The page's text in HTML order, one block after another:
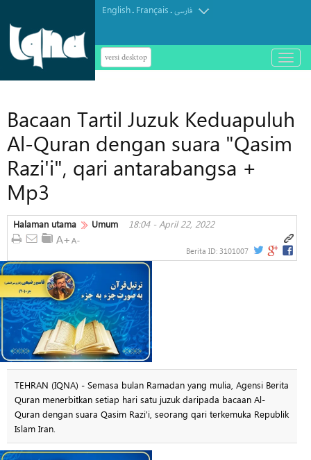
English. Français.فارسی
versi desktop
باز
و
منو
Bacaan Tartil Juzuk Keduapuluh
Al-Quran dengan suara "Qasim
Razi'i", qari antarabangsa +
Mp3
Halaman utama Umum 18:04 - April 22, 2022
Berita ID: 3101007
TEHRAN (IQNA) - Semasa bulan Ramadan yang mulia, Agensi Berita
Quran menerbitkan setiap hari satu juzuk daripada bacaan Al-
Quran dengan suara Qasim Razi'i, seorang qari terkemuka Republik
Islam Iran.